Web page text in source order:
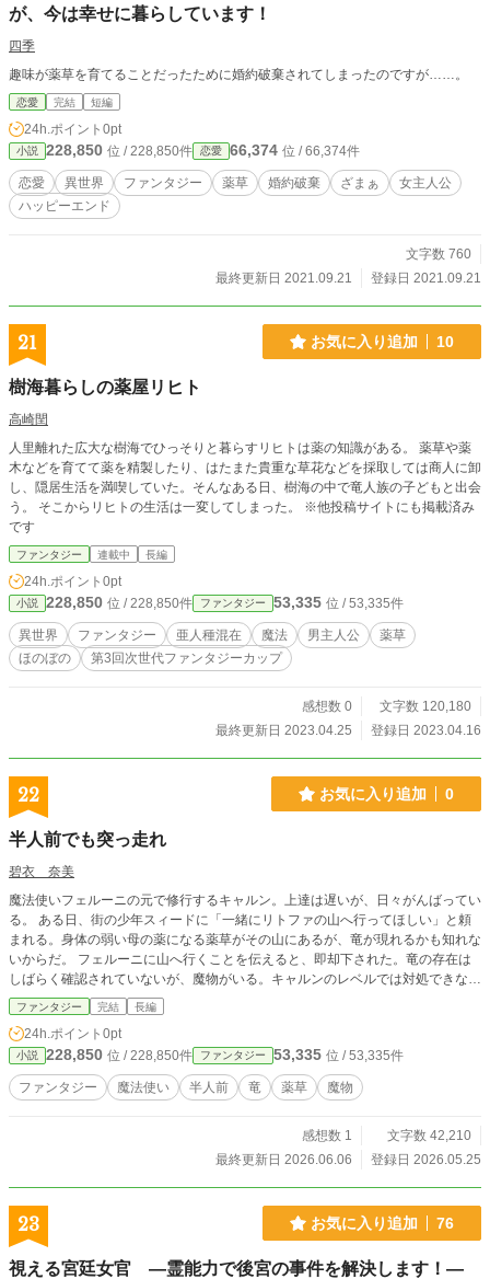
が、今は幸せに暮らしています！
四季
趣味が薬草を育てることだったために婚約破棄されてしまったのですが……。
恋愛 完結 短編
24h.ポイント 0pt
小説 228,850 位 / 228,850件 恋愛 66,374 位 / 66,374件
恋愛 異世界 ファンタジー 薬草 婚約破棄 ざまぁ
女主人公
ハッピーエンド
文字数 760
最終更新日 2021.09.21
登録日 2021.09.21
21 お気に入り追加 10
樹海暮らしの薬屋リヒト
高崎閏
人里離れた広大な樹海でひっそりと暮らすリヒトは薬の知識がある。 薬草や薬
木などを育てて薬を精製したり、はたまた貴重な草花などを採取しては商人に卸
し、隠居生活を満喫していた。そんなある日、樹海の中で竜人族の子どもと出会
う。 そこからリヒトの生活は一変してしまった。 ※他投稿サイトにも掲載済み
です
ファンタジー 連載中 長編
24h.ポイント 0pt
小説 228,850 位 / 228,850件 ファンタジー 53,335 位 / 53,335件
異世界 ファンタジー 亜人種混在 魔法 男主人公
薬草
ほのぼの
第3回次世代ファンタジーカップ
感想数 0
文字数 120,180
最終更新日 2023.04.25
登録日 2023.04.16
22 お気に入り追加 0
半人前でも突っ走れ
碧衣 奈美
魔法使いフェルーニの元で修行するキャルン。上達は遅いが、日々がんばってい
る。 ある日、街の少年スィードに「一緒にリトファの山へ行ってほしい」と頼
まれる。身体の弱い母の薬になる薬草がその山にあるが、竜が現れるかも知れな
いからだ。 フェルーニに山へ行くことを伝えると、即却下された。竜の存在は
しばらく確認されていないが、魔物がいる。キャルンのレベルでは対処できない
からだ。 しかし、キャルンは夜中に抜け出し、スィードと山へ向かう。途中で
狼の魔物に襲われるが、レオスタークと名乗る青年に助けられた。薬草の場所を
知っているというレオスタークと一緒に行くが、スィードは彼に疑いの目を向
け……。 全十三回 「小説家になろう」にも投稿しています
ファンタジー 完結 長編
24h.ポイント 0pt
小説 228,850 位 / 228,850件 ファンタジー 53,335 位 / 53,335件
ファンタジー 魔法使い 半人前 竜 薬草 魔物
感想数 1
文字数 42,210
最終更新日 2026.06.06
登録日 2026.05.25
23 お気に入り追加 76
視える宮廷女官 ―霊能力で後宮の事件を解決します！―